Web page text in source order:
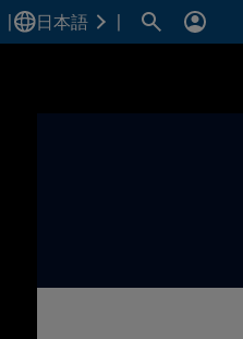
日本語